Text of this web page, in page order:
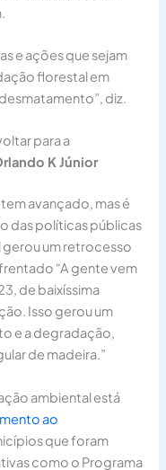
e ações que sejam
florestal em
diz.
para a
K Júnior
avançado, mas é
das políticas públicas
gerou um retrocesso
“A gente vem
de baixíssima
Isso gerou um
e a degradação,
de madeira.”
ambiental está
ao
que foram
como o Programa